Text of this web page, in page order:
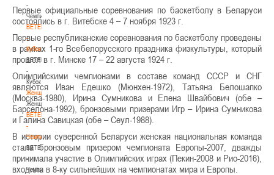
-
Чемпионат
BETERA
-
Кубок
BETERA
-
Кубок
Женщины
Женщины
BETERA
-
Чемпионат
BETERA
-
Чемпионат
Первые официальные соревнования по баскетболу в Беларуси
состоялись в г. Витебске 4 – 7 ноября 1923 г.
Первые республиканские соревнования по баскетболу проведены
в рамках 1-го Всебелорусского праздника физкультуры, который
прошел в г. Минске 17 – 22 августа 1924 г.
Олимпийскими чемпионами в составе команд СССР и СНГ
являются Иван Едешко (Мюнхен-1972), Татьяна Белошапко
(Москва-1980), Ирина Сумникова и Елена Швайбович (обе –
Барселона-1992), бронзовыми призерами Игр – Ирина Сумникова
и Галина Савицкая (обе – Сеул-1988).
В истории суверенной Беларуси женская национальная команда
стала бронзовым призером чемпионата Европы-2007, дважды
принимала участие в Олимпийских играх (Пекин-2008 и Рио-2016),
входила в 8-ку сильнейших на чемпионатах мира и Европы.